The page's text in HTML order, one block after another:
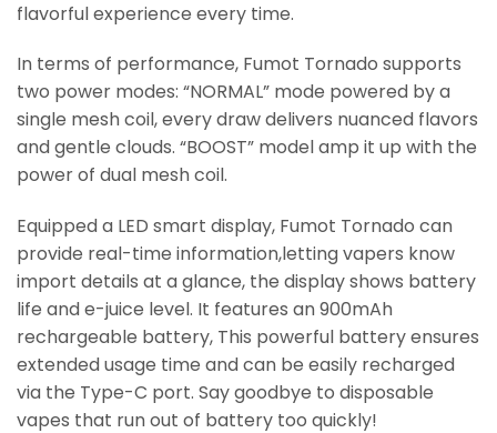
flavorful experience every time.
In terms of performance, Fumot Tornado supports
two power modes: “NORMAL” mode powered by a
single mesh coil, every draw delivers nuanced flavors
and gentle clouds. “BOOST” model amp it up with the
power of dual mesh coil.
Equipped a LED smart display, Fumot Tornado can
provide real-time information,letting vapers know
import details at a glance, the display shows battery
life and e-juice level. It features an 900mAh
rechargeable battery, This powerful battery ensures
extended usage time and can be easily recharged
via the Type-C port. Say goodbye to disposable
vapes that run out of battery too quickly!